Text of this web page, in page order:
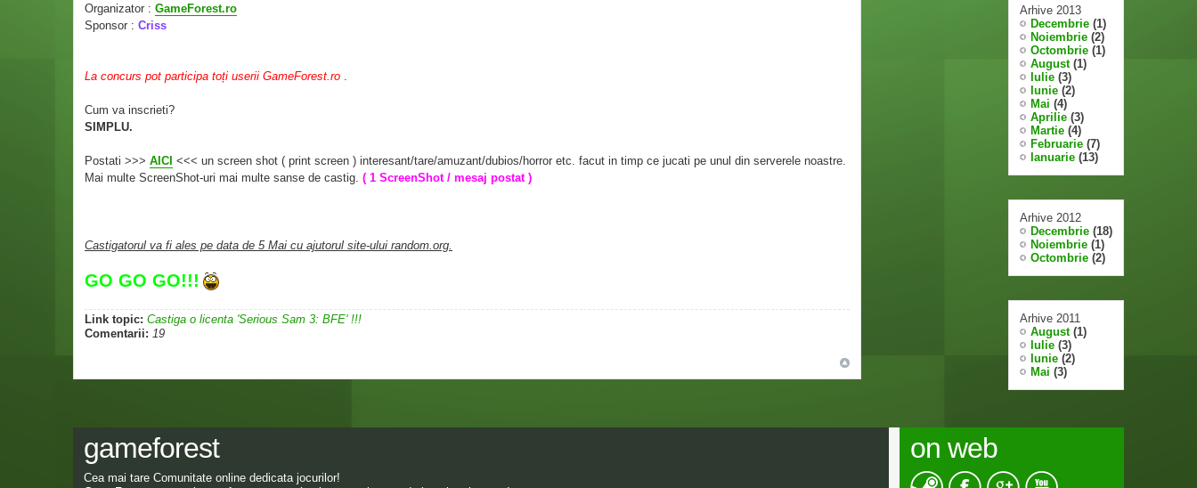
Organizator : GameForest.ro
Sponsor : Criss
La concurs pot participa toți userii GameForest.ro
Cum va inscrieti?
SIMPLU.
Postati >>> AICI <<< un screen shot ( print screen ) interesant/tare/amuzant/dubios/horror etc. facut in timp ce jucati pe unul din serverele noastre.
Mai multe ScreenShot-uri mai multe sanse de castig. ( 1 ScreenShot / mesaj postat )
Castigatorul va fi ales pe data de 5 Mai cu ajutorul site-ului random.org.
GO GO GO!!!
Link topic: Castiga o licenta 'Serious Sam 3: BFE' !!!
Comentarii: 19
Arhive 2013
Decembrie (1)
Noiembrie (2)
Octombrie (1)
August(1)
Iulie (3)
Iunie (2)
Mai (4)
Aprilie (3)
Martie (4)
Februarie (7)
Ianuarie (13)
Arhive 2012
Decembrie (18)
Noiembrie (1)
Octombrie (2)
Arhive 2011
August(1)
Iulie (3)
Iunie (2)
Mai (3)
gameforest
Cea mai tare Comunitate online dedicata jocurilor!
on web